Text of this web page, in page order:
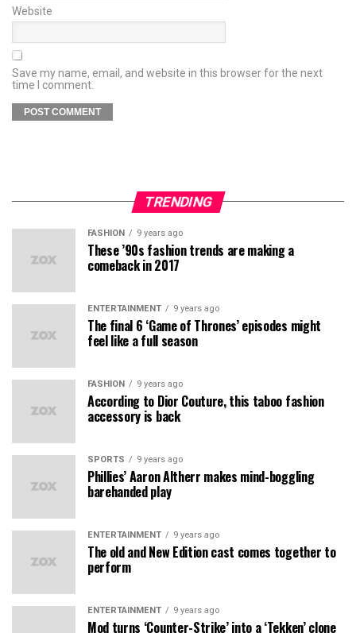
Website
Save my name, email, and website in this browser for the next
time I comment.
TRENDING
FASHION 9 years ago
These ’90s fashion trends are making a
comeback in 2017
ENTERTAINMENT 9 years ago
The final 6 ‘Game of Thrones’ episodes might
feel like a full season
FASHION 9 years ago
According to Dior Couture, this taboo fashion
accessory is back
SPORTS 9 years ago
Phillies’ Aaron Altherr makes mind-boggling
barehanded play
ENTERTAINMENT 9 years ago
The old and New Edition cast comes together to
perform
ENTERTAINMENT 9 years ago
Mod turns ‘Counter-Strike’ into a ‘Tekken’ clone